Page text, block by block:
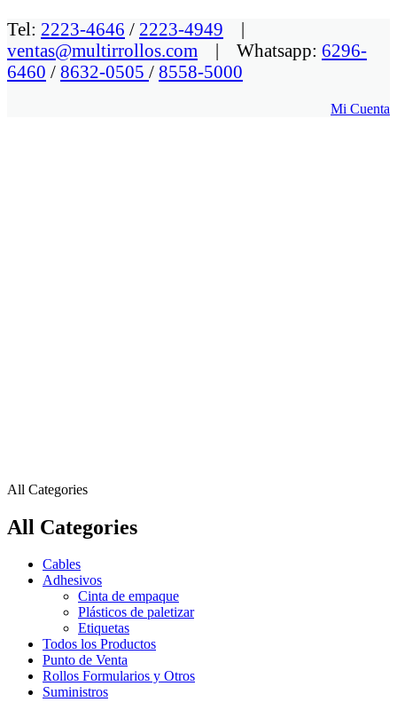
Tel: 2223-4646 / 2223-4949 |
ventas@multirrollos.com | Whatsapp: 6296-
6460 / 8632-0505 / 8558-5000
Mi Cuenta
All Categories
All Categories
Cables
Adhesivos
Cinta de empaque
Plásticos de paletizar
Etiquetas
Todos los Productos
Punto de Venta
Rollos Formularios y Otros
Suministros